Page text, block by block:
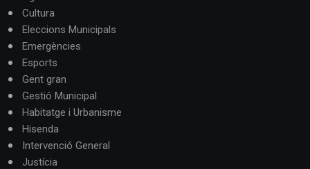
Cultura
Eleccions Municipals
Emergències
Esports
Gent gran
Gestió Municipal
Habitatge i Urbanisme
Hisenda
Intervenció General
Justícia